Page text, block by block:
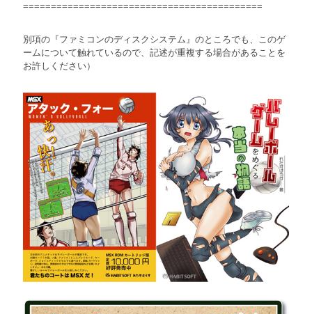
===========================================
別項の『ファミコンのディスクシステム』のところでも、このゲ
ームについて触れているので、記述が重複する場合があることを
お許しください）